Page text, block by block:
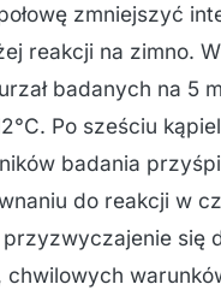
zmniejszyć
reakcji na zimno.
badanych na 5
Po sześciu
badania
do reakcji w
przyzwyczajenie się
chwilowych